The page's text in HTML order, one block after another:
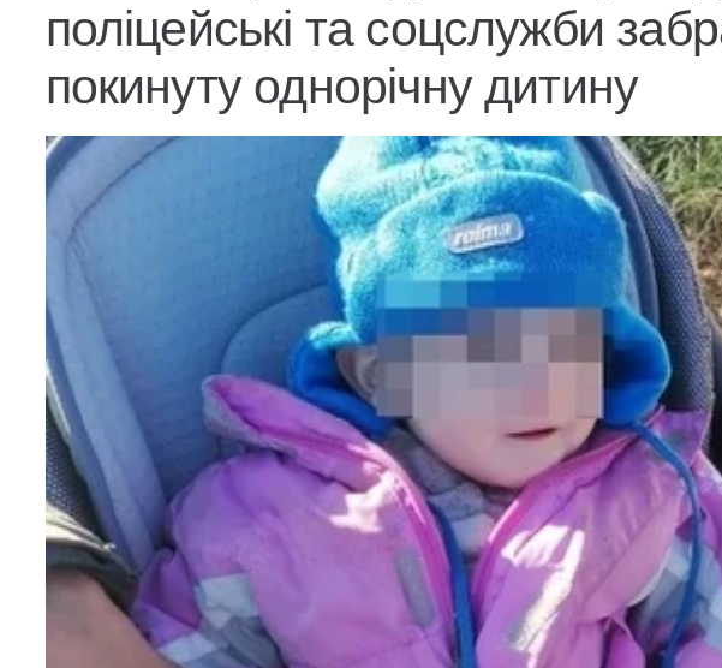
поліцейські та соцслужби
покинуту однорічну дитину